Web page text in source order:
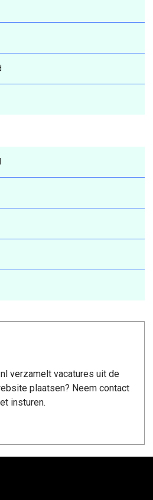
verzamelt vacatures uit de
plaatsen? Neem contact
insturen.